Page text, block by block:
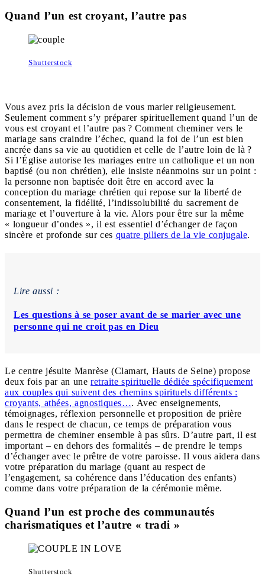
Quand l’un est croyant, l’autre pas
Shutterstock
Vous avez pris la décision de vous marier religieusement.
Seulement comment s’y préparer spirituellement quand l’un de
vous est croyant et l’autre pas ? Comment cheminer vers le
mariage sans craindre l’échec, quand la foi de l’un est bien
ancrée dans sa vie au quotidien et celle de l’autre loin de là ?
Si l’Église autorise les mariages entre un catholique et un non
baptisé (ou non chrétien), elle insiste néanmoins sur un point :
la personne non baptisée doit être en accord avec la
conception du mariage chrétien qui repose sur la liberté de
consentement, la fidélité, l’indissolubilité du sacrement de
mariage et l’ouverture à la vie. Alors pour être sur la même
« longueur d’ondes », il est essentiel d’échanger de façon
sincère et profonde sur ces quatre piliers de la vie conjugale.
Lire aussi :
Les questions à se poser avant de se marier avec une
personne qui ne croit pas en Dieu
Le centre jésuite Manrèse (Clamart, Hauts de Seine) propose
deux fois par an une retraite spirituelle dédiée spécifiquement
aux couples qui suivent des chemins spirituels différents :
croyants, athées, agnostiques…. Avec enseignements,
témoignages, réflexion personnelle et proposition de prière
dans le respect de chacun, ce temps de préparation vous
permettra de cheminer ensemble à pas sûrs. D’autre part, il est
important – en dehors des formalités – de prendre le temps
d’échanger avec le prêtre de votre paroisse. Il vous aidera dans
votre préparation du mariage (quant au respect de
l’engagement, sa cohérence dans l’éducation des enfants)
comme dans votre préparation de la cérémonie même.
Quand l’un est proche des communautés
charismatiques et l’autre « tradi »
Shutterstock